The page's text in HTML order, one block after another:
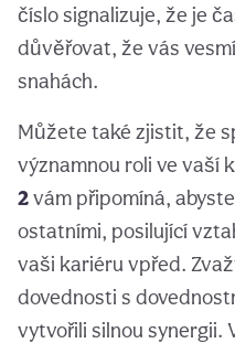
číslo signalizuje, že je
důvěřovat, že vás
snahách.
Můžete také zjistit, že
významnou roli ve vaší
2vám připomíná,
ostatními, posilující
vaši kariéru vpřed.
dovednosti s
vytvořili silnou synergii.